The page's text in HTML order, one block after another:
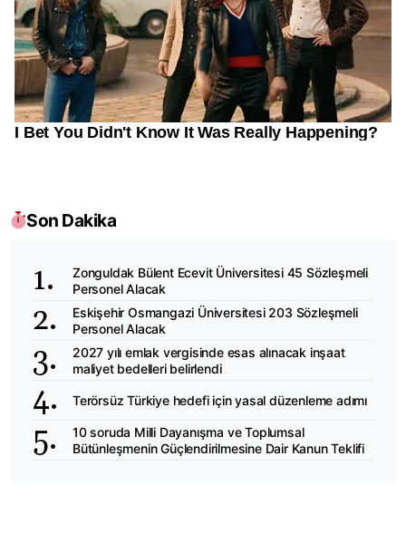
Son Dakika
Zonguldak Bülent Ecevit Üniversitesi 45 Sözleşmeli
Personel Alacak
Eskişehir Osmangazi Üniversitesi 203 Sözleşmeli
Personel Alacak
2027 yılı emlak vergisinde esas alınacak inşaat
maliyet bedelleri belirlendi
Terörsüz Türkiye hedefi için yasal düzenleme adımı
10 soruda Milli Dayanışma ve Toplumsal
Bütünleşmenin Güçlendirilmesine Dair Kanun Teklifi